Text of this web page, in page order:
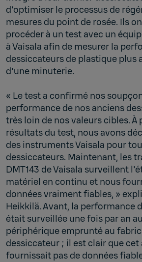
d'optimiser le processus de
mesures du point de rosée. Ils
procéder à un test avec un
à Vaisala afin de mesurer la
dessiccateurs de plastique plus
d'une minuterie.
« Le test a confirmé nos
performance de nos anciens
très loin de nos valeurs cibles. À
résultats du test, nous avons
des instruments Vaisala pour
dessiccateurs. Maintenant, les
DMT143 de Vaisala surveillent
matériel en continu et nous
données vraiment fiables, »
Heikkilä. Avant, la performance
était surveillée une fois par an
périphérique emprunté au
dessiccateur ; il est clair que cet
fournissait pas de données